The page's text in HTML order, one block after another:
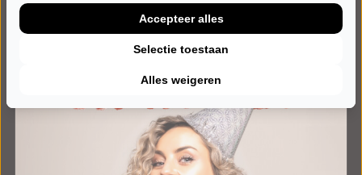
Alles weigeren
Selectie toestaan
Accepteer alles